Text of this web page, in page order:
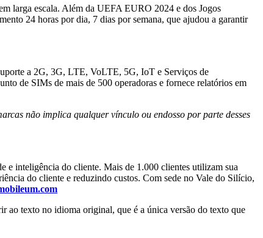
larga escala. Além da UEFA EURO 2024 e dos Jogos
24 horas por dia, 7 dias por semana, que ajudou a garantir
a 2G, 3G, LTE, VoLTE, 5G, IoT e Serviços de
de SIMs de mais de 500 operadoras e fornece relatórios em
não implica qualquer vínculo ou endosso por parte desses
e inteligência do cliente. Mais de 1.000 clientes utilizam sua
do cliente e reduzindo custos. Com sede no Vale do Silício,
ao texto no idioma original, que é a única versão do texto que